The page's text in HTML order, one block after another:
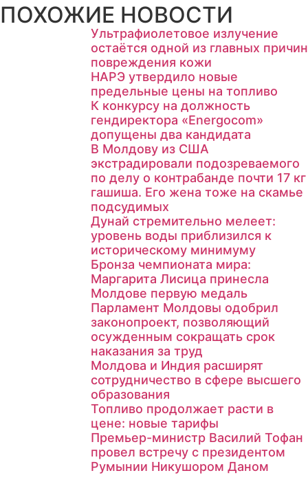
ПОХОЖИЕ НОВОСТИ
Ультрафиолетовое излучение
остаётся одной из главных причин
повреждения кожи
НАРЭ утвердило новые
предельные цены на топливо
К конкурсу на должность
гендиректора «Energocom»
допущены два кандидата
В Молдову из США
экстрадировали подозреваемого
по делу о контрабанде почти 17 кг
гашиша. Его жена тоже на скамье
подсудимых
Дунай стремительно мелеет:
уровень воды приблизился к
историческому минимуму
Бронза чемпионата мира:
Маргарита Лисица принесла
Молдове первую медаль
Парламент Молдовы одобрил
законопроект, позволяющий
осужденным сокращать срок
наказания за труд
Молдова и Индия расширят
сотрудничество в сфере высшего
образования
Топливо продолжает расти в
цене: новые тарифы
Премьер-министр Василий Тофан
провел встречу с президентом
Румынии Никушором Даном